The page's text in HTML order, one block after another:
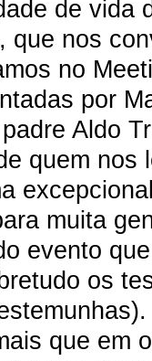
de vida
que nos
no
por
Aldo
quem nos
muita
evento
os
que em